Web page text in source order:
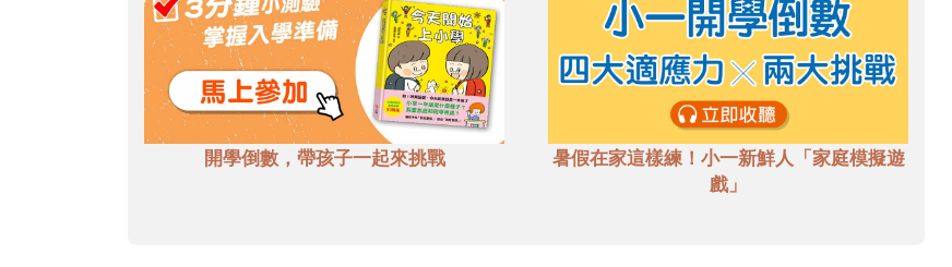
開學倒數，帶孩子一起來挑戰
暑假在家這樣練！小一新鮮人「家庭模擬遊
戲」